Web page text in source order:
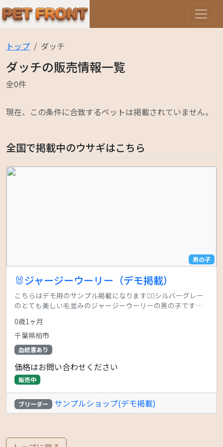
トップ ダッチ
ダッチの販売情報一覧
全0件
現在、この条件に合致するペットは掲載されていません。
全国で掲載中のウサギはこちら
男の子
🐰ジャージーウーリー（デモ掲載）
こちらはデモ用のサンプル掲載になります🙇‍♂️シルバーグレー
のとても美しい毛並みのジャージーウーリーの男の子です性
す！
0歳1ヶ月
千葉県柏市
血統書あり
価格はお問い合わせください
販売中
ブリーダー サンプルショップ(デモ掲載)